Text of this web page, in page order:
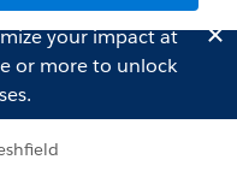
your impact at
or more to unlock